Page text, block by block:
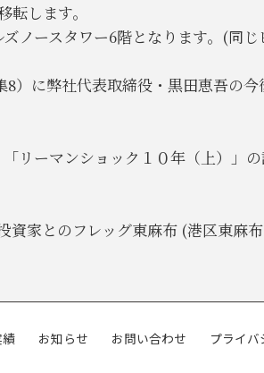
します。
ースタワー6階となります。(同じ
）に弊社代表取締役・黒田恵吾の
リーマンショック１０年（上）」
資家とのフレッグ東麻布 (港区東麻
お知らせ お問い合わせ プライバ